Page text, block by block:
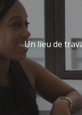
Un lieu de